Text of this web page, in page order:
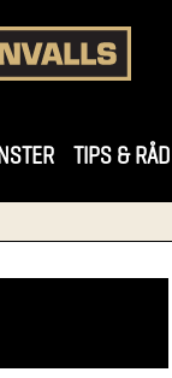
TIPS & RÅD